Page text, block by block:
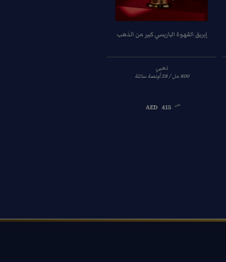
إبريق القهوة الباريسي كبير من الذهب
ذهبي
‏800 مل / ‏28 أونصة سائلة
من AED 415